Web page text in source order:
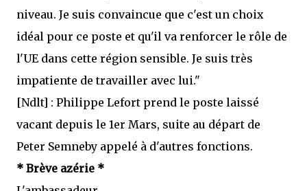
niveau. Je suis convaincue que c'est un choix
idéal pour ce poste et qu'il va renforcer le rôle de
l'UE dans cette région sensible. Je suis très
impatiente de travailler avec lui."
[Ndlt] : Philippe Lefort prend le poste laissé
vacant depuis le 1er Mars, suite au départ de
Peter Semneby appelé à d'autres fonctions.
* Brève azérie *